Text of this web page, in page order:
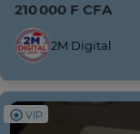
210 000 F CFA
2M Digital
VIP